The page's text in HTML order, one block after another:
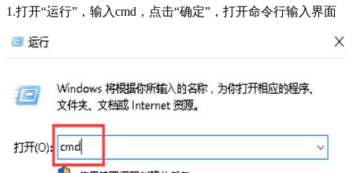
1.打开“运行”，输入cmd，点击“确定”，打开命令行输入界面